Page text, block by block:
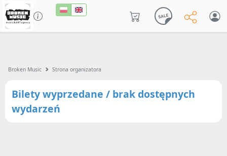
Broken Music Strona organizatora
Bilety wyprzedane / brak dostępnych
wydarzeń